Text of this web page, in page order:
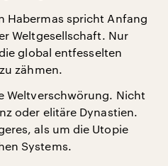
Habermas spricht Anfang
Weltgesellschaft. Nur
global entfesselten
zähmen.
Weltverschwörung. Nicht
oder elitäre Dynastien.
als um die Utopie
Systems.